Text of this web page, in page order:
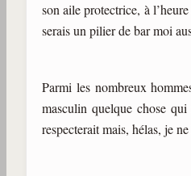
son aile protectrice, à
serais un pilier de bar moi
Parmi les nombreux
masculin quelque chose
respecterait mais, hélas, je